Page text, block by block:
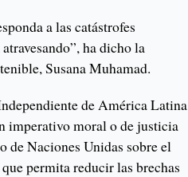
a las catástrofes
ha dicho la
Susana Muhamad.
de América Latina
imperativo moral o de justicia
de Naciones Unidas sobre el
permita reducir las brechas